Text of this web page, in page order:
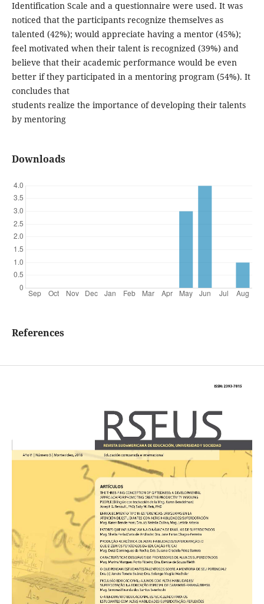
Identification Scale and a questionnaire were used. It was
noticed that the participants recognize themselves as
talented (42%); would appreciate having a mentor (45%);
feel motivated when their talent is recognized (39%) and
believe that their academic performance would be even
better if they participated in a mentoring program (54%). It
concludes that
students realize the importance of developing their talents
by mentoring
Downloads
References